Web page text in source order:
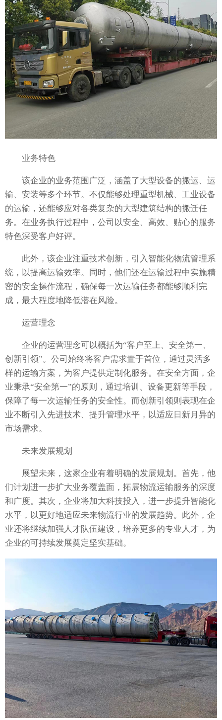
业务特色
该企业的业务范围广泛，涵盖了大型设备的搬运、运
输、安装等多个环节。不仅能够处理重型机械、工业设备
的运输，还能够应对各类复杂的大型建筑结构的搬迁任
务。在业务执行过程中，公司以安全、高效、贴心的服务
特色深受客户好评。
此外，该企业注重技术创新，引入智能化物流管理系
统，以提高运输效率。同时，他们还在运输过程中实施精
密的安全操作流程，确保每一次运输任务都能够顺利完
成，最大程度地降低潜在风险。
运营理念
企业的运营理念可以概括为“客户至上、安全第一、
创新引领”。公司始终将客户需求置于首位，通过灵活多
样的运输方案，为客户提供定制化服务。在安全方面，企
业秉承“安全第一”的原则，通过培训、设备更新等手段，
保障了每一次运输任务的安全性。而创新引领则表现在企
业不断引入先进技术、提升管理水平，以适应日新月异的
市场需求。
未来发展规划
展望未来，这家企业有着明确的发展规划。首先，他
们计划进一步扩大业务覆盖面，拓展物流运输服务的深度
和广度。其次，企业将加大科技投入，进一步提升智能化
水平，以更好地适应未来物流行业的发展趋势。此外，企
业还将继续加强人才队伍建设，培养更多的专业人才，为
企业的可持续发展奠定坚实基础。